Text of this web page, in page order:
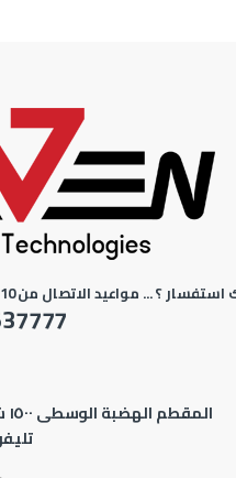
؟ ... مواعيد الاتصال من 10 ص حتى 6 م
4 المقطم الهضبة الوسطى ١٥٠٠ شارع مدرسة البارون
|